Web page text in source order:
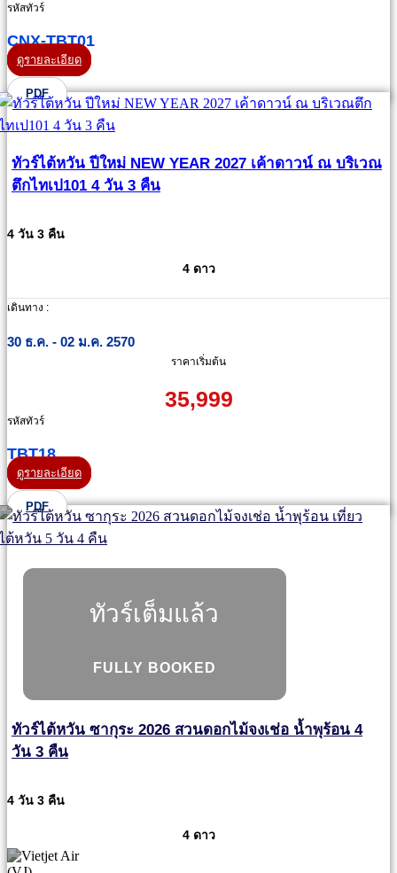
รหัสทัวร์
CNX-TBT01
ดูรายละเอียด
PDF
ทัวร์ไต้หวัน ปีใหม่ NEW YEAR 2027 เค้าดาวน์ ณ บริเวณ
ตึกไทเป101 4 วัน 3 คืน
4 วัน 3 คืน
4 ดาว
เดินทาง :
30 ธ.ค. - 02 ม.ค. 2570
ราคาเริ่มต้น
35,999
รหัสทัวร์
TBT18
ดูรายละเอียด
PDF
ทัวร์เต็มแล้ว
FULLY BOOKED
ทัวร์ไต้หวัน ซากุระ 2026 สวนดอกไม้จงเช่อ น้ำพุร้อน 4
วัน 3 คืน
4 วัน 3 คืน
4 ดาว